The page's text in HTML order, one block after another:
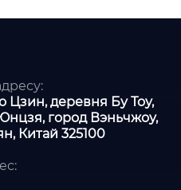
Цзин, деревня Бу Тоу,
город Вэньчжоу,
Китай 325100